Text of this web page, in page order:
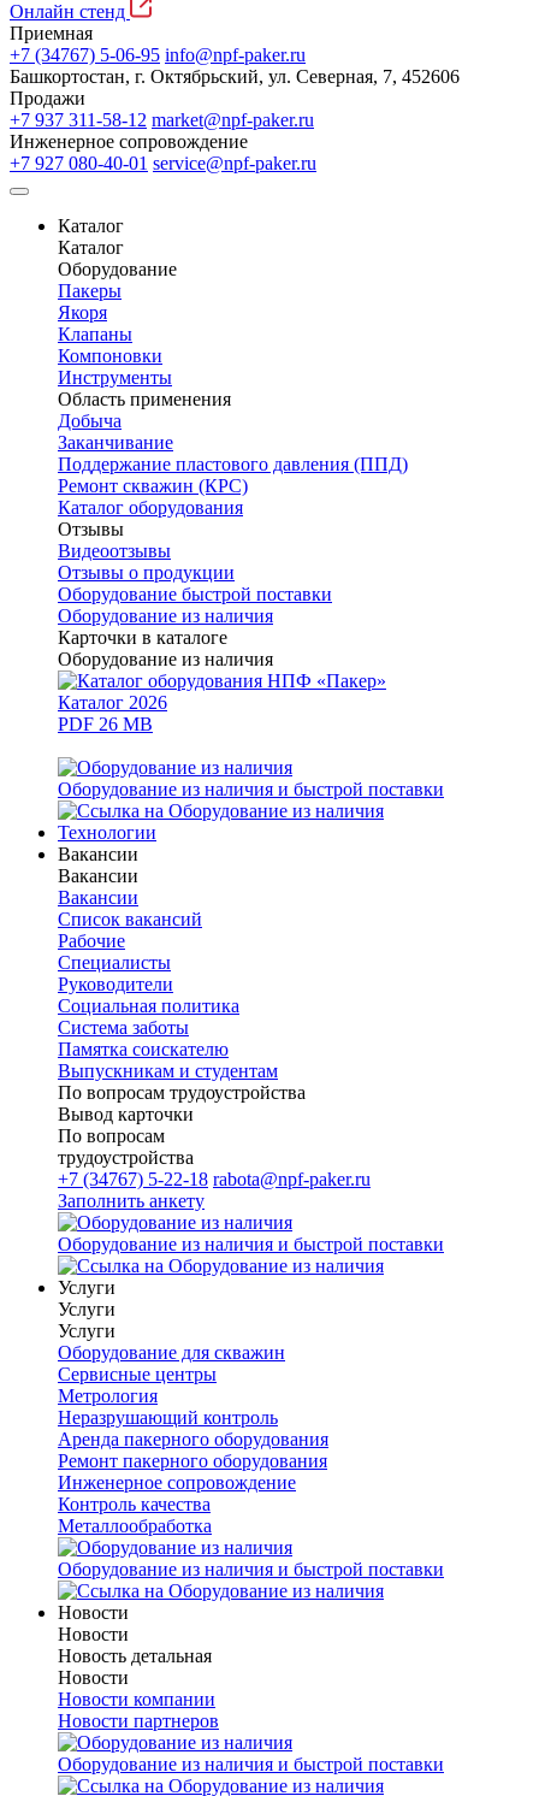
Онлайн стенд
Приемная
+7 (34767) 5-06-95 info@npf-paker.ru
Башкортостан, г. Октябрьский, ул. Северная, 7, 452606
Продажи
+7 937 311-58-12 market@npf-paker.ru
Инженерное сопровождение
+7 927 080-40-01 service@npf-paker.ru
Каталог
Каталог
Оборудование
Пакеры
Якоря
Клапаны
Компоновки
Инструменты
Область применения
Добыча
Заканчивание
Поддержание пластового давления (ППД)
Ремонт скважин (КРС)
Каталог оборудования
Отзывы
Видеоотзывы
Отзывы о продукции
Оборудование быстрой поставки
Оборудование из наличия
Карточки в каталоге
Оборудование из наличия
Каталог 2026
PDF 26 MB
Оборудование из наличия и быстрой поставки
Технологии
Вакансии
Вакансии
Вакансии
Список вакансий
Рабочие
Специалисты
Руководители
Cоциальная политика
Система заботы
Памятка соискателю
Выпускникам и студентам
По вопросам трудоустройства
Вывод карточки
По вопросам
трудоустройства
+7 (34767) 5-22-18 rabota@npf-paker.ru
Заполнить анкету
Оборудование из наличия и быстрой поставки
Услуги
Услуги
Услуги
Оборудование для скважин
Сервисные центры
Метрология
Неразрушающий контроль
Аренда пакерного оборудования
Ремонт пакерного оборудования
Инженерное сопровождение
Контроль качества
Металлообработка
Оборудование из наличия и быстрой поставки
Новости
Новости
Новость детальная
Новости
Новости компании
Новости партнеров
Оборудование из наличия и быстрой поставки